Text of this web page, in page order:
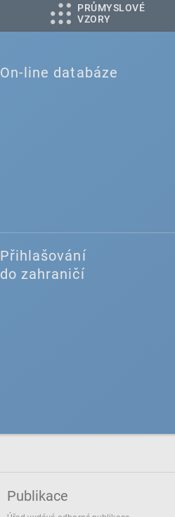
PRŮMYSLOVÉ
VZORY
On-line databáze
Přihlašování
do zahraničí
Publikace